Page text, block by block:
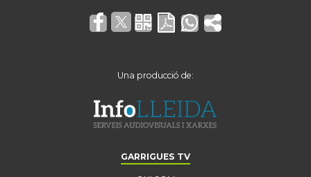
Una producció de:
GARRIGUES TV